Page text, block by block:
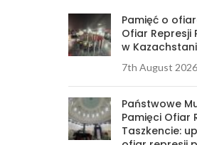
Pamięć o
Ofiar Represji
w
7th August 2026
Państwowe
Pamięci Ofiar
Taszkencie: